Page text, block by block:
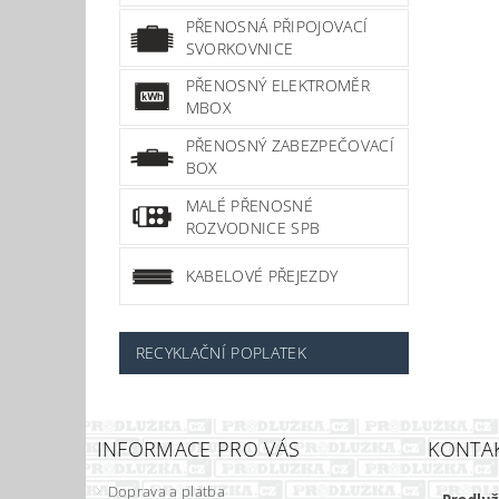
PŘENOSNÁ PŘIPOJOVACÍ
SVORKOVNICE
PŘENOSNÝ ELEKTROMĚR
MBOX
PŘENOSNÝ ZABEZPEČOVACÍ
BOX
MALÉ PŘENOSNÉ
ROZVODNICE SPB
KABELOVÉ PŘEJEZDY
RECYKLAČNÍ POPLATEK
INFORMACE PRO VÁS
Doprava a platba